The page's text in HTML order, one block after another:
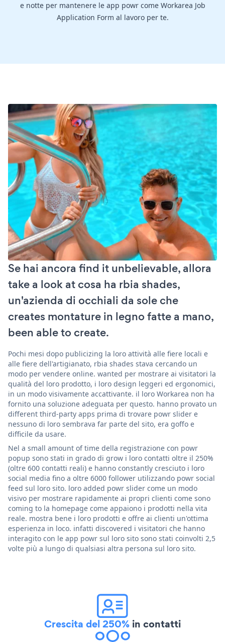
e notte per mantenere le app powr come Workarea Job
Application Form al lavoro per te.
Se hai ancora find it unbelievable, allora
take a look at cosa ha rbia shades,
un'azienda di occhiali da sole che
creates montature in legno fatte a mano,
been able to create.
Pochi mesi dopo publicizing la loro attività alle fiere locali e
alle fiere dell'artigianato, rbia shades stava cercando un
modo per vendere online. wanted per mostrare ai visitatori la
qualità del loro prodotto, i loro design leggeri ed ergonomici,
in un modo visivamente accattivante. il loro Workarea non ha
fornito una soluzione adeguata per questo. hanno provato un
different third-party apps prima di trovare powr slider e
nessuno di loro sembrava far parte del sito, era goffo e
difficile da usare.
Nel a small amount of time della registrazione con powr
popup sono stati in grado di grow i loro contatti oltre il 250%
(oltre 600 contatti reali) e hanno constantly cresciuto i loro
social media fino a oltre 6000 follower utilizzando powr social
feed sul loro sito. loro added powr slider come un modo
visivo per mostrare rapidamente ai propri clienti come sono
coming to la homepage come appaiono i prodotti nella vita
reale. mostra bene i loro prodotti e offre ai clienti un'ottima
esperienza in loco. infatti discovered i visitatori che hanno
interagito con le app powr sul loro sito sono stati coinvolti 2,5
volte più a lungo di qualsiasi altra persona sul loro sito.
Crescita del 250% in contatti